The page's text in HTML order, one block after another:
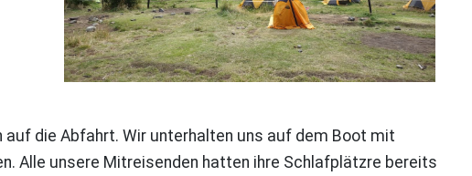
die Abfahrt. Wir unterhalten uns auf dem Boot mit
Alle unsere Mitreisenden hatten ihre Schlafplätzre bereits